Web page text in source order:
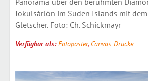
Jökulsárlón im Süden Islands mit
Gletscher. Foto: Ch. Schickmayr
Verfügbar als:Fotoposter, Canvas-Drucke